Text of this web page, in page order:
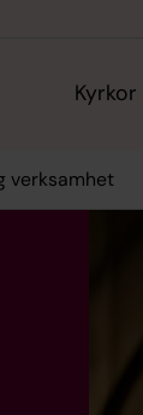
Kyrkor
verksamhet